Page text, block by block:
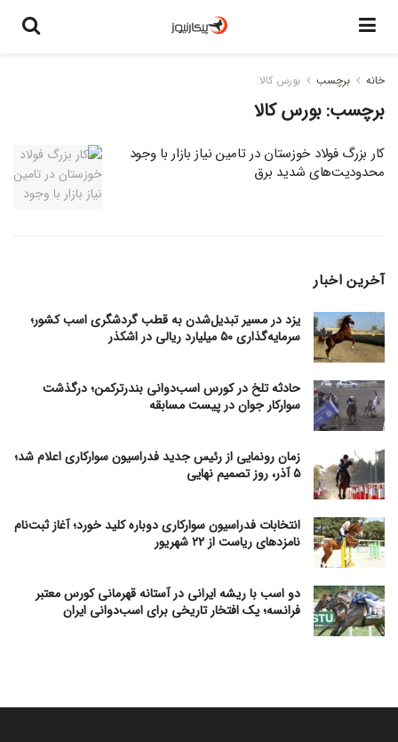
خانه برچسب بورس کالا
برچسب:بورس کالا
کار بزرگ فولاد خوزستان در تامین نیاز بازار با وجود
محدودیت‌های شدید برق
آخرین اخبار
یزد در مسیر تبدیل‌شدن به قطب گردشگری اسب کشور؛
سرمایه‌گذاری ۵۰ میلیارد ریالی در اشکذر
حادثه تلخ در کورس اسب‌دوانی بندرترکمن؛ درگذشت
سوارکار جوان در پیست مسابقه
زمان رونمایی از رئیس جدید فدراسیون سوارکاری اعلام شد؛
۵ آذر، روز تصمیم نهایی
انتخابات فدراسیون سوارکاری دوباره کلید خورد؛ آغاز ثبت‌نام
نامزدهای ریاست از ۲۲ شهریور
دو اسب با ریشه ایرانی در آستانه قهرمانی کورس معتبر
فرانسه؛ یک افتخار تاریخی برای اسب‌دوانی ایران